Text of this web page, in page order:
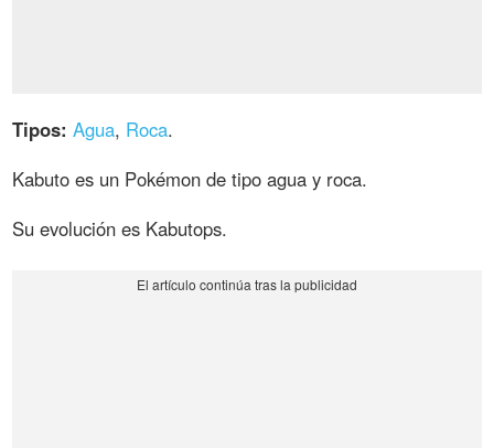
Tipos: Agua, Roca.
Kabuto es un Pokémon de tipo agua y roca.
Su evolución es Kabutops.